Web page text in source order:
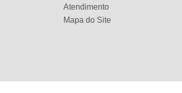
Atendimento
Mapa do Site